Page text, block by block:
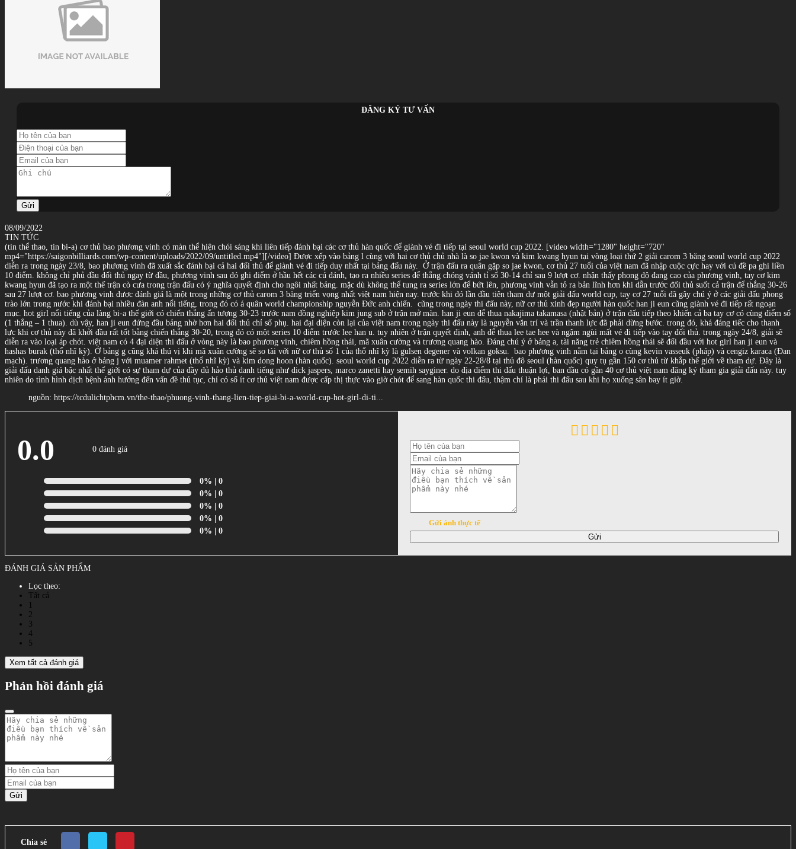
ĐĂNG KÝ TƯ VẤN
Gửi
08/09/2022
TIN TỨC
(tin thể thao, tin bi-a) cơ thủ bao phương vinh có màn thể hiện chói sáng khi liên tiếp đánh bại các cơ thủ hàn quốc để giành vé đi tiếp tại seoul world cup 2022. [video width="1280" height="720"
mp4="https://saigonbilliards.com/wp-content/uploads/2022/09/untitled.mp4"][/video] Được xếp vào bảng l cùng với hai cơ thủ chủ nhà là so jae kwon và kim kwang hyun tại vòng loại thứ 2 giải carom 3 băng seoul world cup 2022
diễn ra trong ngày 23/8, bao phương vinh đã xuất sắc đánh bại cả hai đối thủ để giành vé đi tiếp duy nhất tại bảng đấu này.
Ở trận đấu ra quân gặp so jae kwon, cơ thủ 27 tuổi của việt nam đã nhập cuộc cực hay với cú đề pa ghi liền
10 điểm. không chỉ phủ đầu đối thủ ngay từ đầu, phương vinh sau đó ghi điểm ở hầu hết các cú đánh, tạo ra nhiều series để thắng chóng vánh tỉ số 30-14 chỉ sau 9 lượt cơ. nhận thấy phong độ đang cao của phương vinh, tay cơ kim
kwang hyun đã tạo ra một thế trận cò cưa trong trận đấu có ý nghĩa quyết định cho ngôi nhất bảng. mặc dù không thể tung ra series lớn để bứt lên, phương vinh vẫn tỏ ra bản lĩnh hơn khi dẫn trước đối thủ suốt cả trận để thắng 30-26
sau 27 lượt cơ. bao phương vinh được đánh giá là một trong những cơ thủ carom 3 băng triển vọng nhất việt nam hiện nay. trước khi đó lần đầu tiên tham dự một giải đấu world cup, tay cơ 27 tuổi đã gây chú ý ở các giải đấu phong
trào lớn trong nước khi đánh bại nhiều đàn anh nổi tiếng, trong đó có á quân world championship nguyễn Đức anh chiến.
cũng trong ngày thi đấu này, nữ cơ thủ xinh đẹp người hàn quốc han ji eun cũng giành vé đi tiếp rất ngoạn
mục. hot girl nổi tiếng của làng bi-a thế giới có chiến thắng ấn tượng 30-23 trước nam đồng nghiệp kim jung sub ở trận mở màn. han ji eun để thua nakajima takamasa (nhật bản) ở trận đấu tiếp theo khiến cả ba tay cơ có cùng điểm số
(1 thắng – 1 thua). dù vậy, han ji eun đứng đầu bảng nhờ hơn hai đối thủ chỉ số phụ. hai đại diện còn lại của việt nam trong ngày thi đấu này là nguyễn văn trí và trần thanh lực đã phải dừng bước. trong đó, khá đáng tiếc cho thanh
lực khi cơ thủ này đã khởi đầu rất tốt bằng chiến thắng 30-20, trong đó có một series 10 điểm trước lee han u. tuy nhiên ở trận quyết định, anh để thua lee tae hee và ngậm ngùi mất vé đi tiếp vào tay đối thủ. trong ngày 24/8, giải sẽ
diễn ra vào loại áp chót. việt nam có 4 đại diện thi đấu ở vòng này là bao phương vinh, chiêm hồng thái, mã xuân cường và trương quang hào. Đáng chú ý ở bảng a, tài năng trẻ chiêm hồng thái sẽ đối đầu với hot girl han ji eun và
hashas burak (thổ nhĩ kỳ). Ở bảng g cũng khá thú vị khi mã xuân cường sẽ so tài với nữ cơ thủ số 1 của thổ nhĩ kỳ là gulsen degener và volkan goksu.
bao phương vinh nằm tại bảng o cùng kevin vasseuk (pháp) và cengiz karaca (Đan
mạch). trương quang hào ở bảng j với muamer rahmet (thổ nhĩ kỳ) và kim dong hoon (hàn quốc). seoul world cup 2022 diễn ra từ ngày 22-28/8 tại thủ đô seoul (hàn quốc) quy tụ gần 150 cơ thủ từ khắp thế giới về tham dự. Đây là
giải đấu danh giá bậc nhất thế giới có sự tham dự của đầy đủ hảo thủ danh tiếng như dick jaspers, marco zanetti hay semih sayginer. do địa điểm thi đấu thuận lợi, ban đầu có gần 40 cơ thủ việt nam đăng ký tham gia giải đấu này. tuy
nhiên do tình hình dịch bệnh ảnh hưởng đến vấn đề thủ tục, chỉ có số ít cơ thủ việt nam được cấp thị thực vào giờ chót để sang hàn quốc thi đấu, thậm chí là phải thi đấu sau khi họ xuống sân bay ít giờ.
nguồn: https://tcdulichtphcm.vn/the-thao/phuong-vinh-thang-lien-tiep-giai-bi-a-world-cup-hot-girl-di-ti...
0.0 0 đánh giá
0% | 0
0% | 0
0% | 0
0% | 0
0% | 0
Gửi ảnh thực tế
Gửi
ĐÁNH GIÁ SẢN PHẨM
Lọc theo:
Tất cả
2
3
4
5
Xem tất cả đánh giá
Phản hồi đánh giá
Gửi
Chia sẻ